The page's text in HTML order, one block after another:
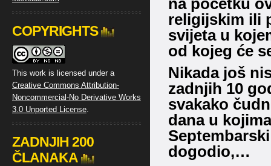
na početku
religijskim ili
svijeta u
od kojeg će
Nikada još
zadnjih 10
svakako
dana u
dogodio,…
COPYRIGHTS
This work is licensed under a
Creative Commons Attribution-
Noncommercial-No Derivative Works
3.0 Unported License.
ZADNJIH 200
ČLANAKA